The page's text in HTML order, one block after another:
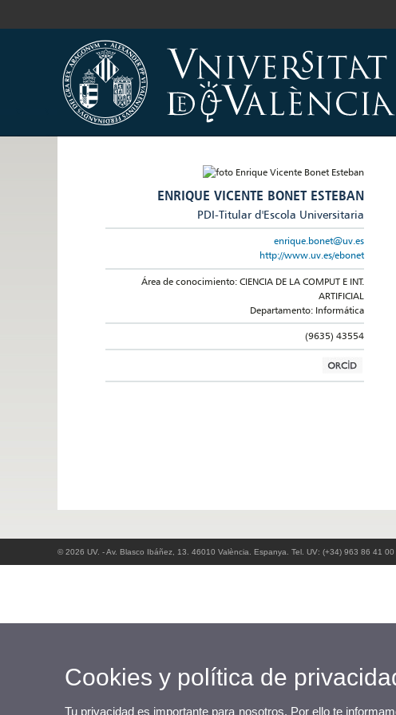
ENRIQUE VICENTE BONET ESTEBAN
PDI-Titular d'Escola Universitaria
enrique.bonet@uv.es
http://www.uv.es/ebonet
Área de conocimiento: CIENCIA DE LA COMPUT E INT.
ARTIFICIAL
Departamento: Informática
(9635) 43554
© 2026 UV. - Av. Blasco Ibáñez, 13. 46010 València. Espanya. Tel. UV: (+34) 963 86 41 00
Cookies y política de
Tu privacidad es importante para nosotros. Por ello te